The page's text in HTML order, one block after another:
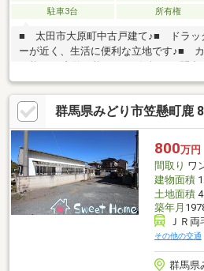
駐車3台
所有権
■ 太田市大原町中古戸建て♪■ ドラッ
ーが近く、生活に便利な立地です♪■ カ
周辺 インフォメーション ・☆◇ 藪
３分♪◇ 藪塚本町中学校まで徒歩３
ラッグコスモス笠懸店まで徒歩３分
藪塚まで徒歩１８分♪◇ ローソン笠懸
♪◇ ビバホーム藪塚店まで徒歩６分♪
群馬県みどり市笠懸町鹿
800万円
間取り ワ
建物面積
土地面積
築年月
ＪＲ
その他の交通
群馬県